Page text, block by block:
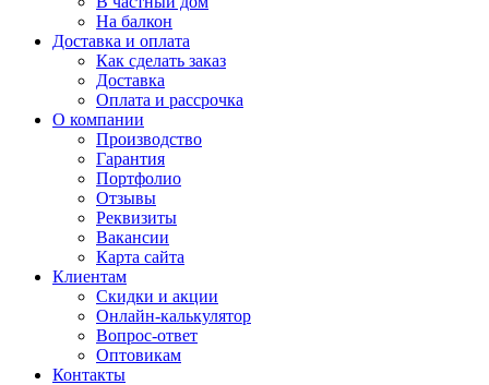
На балкон
Доставка и оплата
Как сделать заказ
Доставка
Оплата и рассрочка
О компании
Производство
Гарантия
Портфолио
Отзывы
Реквизиты
Вакансии
Карта сайта
Клиентам
Скидки и акции
Онлайн-калькулятор
Вопрос-ответ
Оптовикам
Контакты